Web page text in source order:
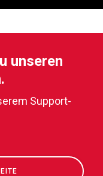
unseren
Support-